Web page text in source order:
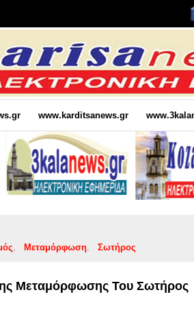
www.karditsanews.gr
Μεταμόρφωση Σωτήρος
Μεταμόρφωσης Του Σωτήρος